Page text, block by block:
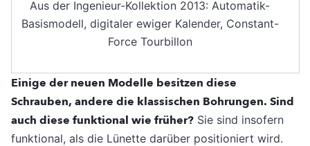
Aus der Ingenieur-Kollektion 2013: Automatik-
Basismodell, digitaler ewiger Kalender, Constant-
Force Tourbillon
Einige der neuen Modelle besitzen diese
Schrauben, andere die klassischen Bohrungen. Sind
auch diese funktional wie früher? Sie sind insofern
funktional, als die Lünette darüber positioniert wird.